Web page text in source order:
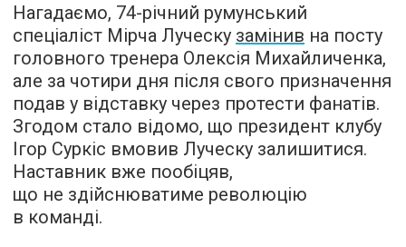
Нагадаємо, 74-річний румунський
спеціаліст Мірча Луческу замінив на посту
головного тренера Олексія Михайличенка,
але за чотири дня після свого призначення
подав у відставку через протести фанатів.
Згодом стало відомо, що президент клубу
Ігор Суркіс вмовив Луческу залишитися.
Наставник вже пообіцяв,
що не здійснюватиме революцію
в команді.